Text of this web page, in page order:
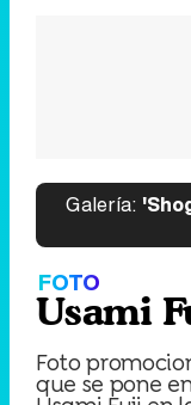
Galería:
FOTO
Usami
Foto
que se pone